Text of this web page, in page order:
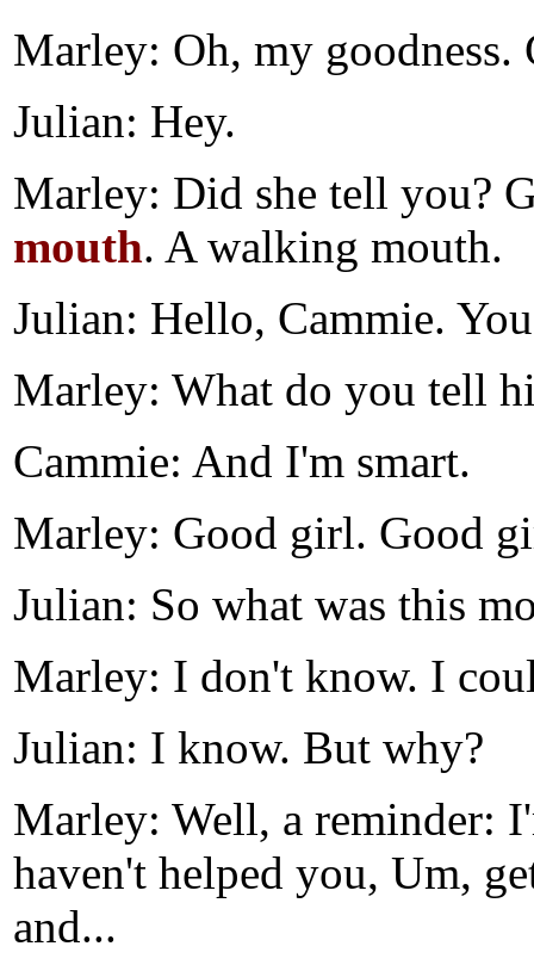
Marley: Oh, my goodness.
Julian: Hey.
Marley: Did she tell you?
mouth. A walking mouth.
Julian: Hello, Cammie.
Marley: What do you tell
Cammie: And I'm smart.
Marley: Good girl. Good
Julian: So what was this
Marley: I don't know. I
Julian: I know. But why?
Marley: Well, a reminder:
haven't helped you, Um,
and...